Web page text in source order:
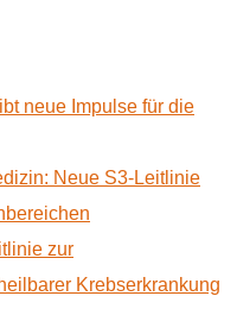
neue Impulse für die
Neue S3-Leitlinie
zur
Krebserkrankung